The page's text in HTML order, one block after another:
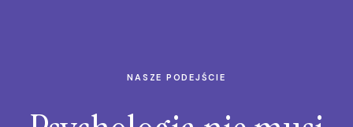
NASZE PODEJŚCIE